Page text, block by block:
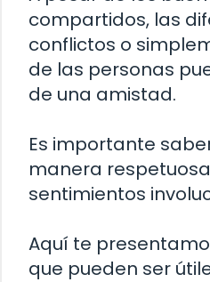
compartidos, las
conflictos o
de las personas
de una amistad.
Es importante
manera
sentimientos
Aquí te
que pueden ser